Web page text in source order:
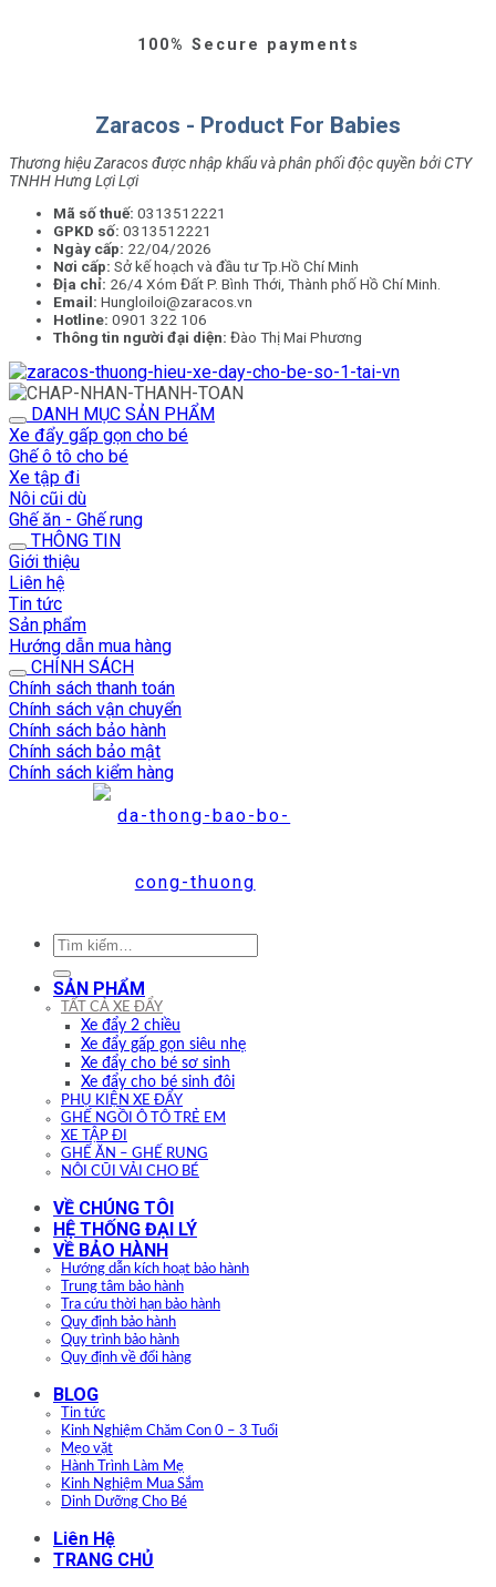
100% Secure payments
Zaracos - Product For Babies
Thương hiệu Zaracos được nhập khẩu và phân phối độc quyền bởi CTY
TNHH Hưng Lợi Lợi
Mã số thuế: 0313512221
GPKD số: 0313512221
Ngày cấp: 22/04/2026
Nơi cấp: Sở kế hoạch và đầu tư Tp.Hồ Chí Minh
Địa chỉ: 26/4 Xóm Đất P. Bình Thới, Thành phố Hồ Chí Minh.
Email: Hungloiloi@zaracos.vn
Hotline: 0901 322 106
Thông tin người đại diện: Đào Thị Mai Phương
DANH MỤC SẢN PHẨM
Xe đẩy gấp gọn cho bé
Ghế ô tô cho bé
Xe tập đi
Nôi cũi dù
Ghế ăn - Ghế rung
THÔNG TIN
Giới thiệu
Liên hệ
Tin tức
Sản phẩm
Hướng dẫn mua hàng
CHÍNH SÁCH
Chính sách thanh toán
Chính sách vận chuyển
Chính sách bảo hành
Chính sách bảo mật
Chính sách kiểm hàng
Tìm
kiếm:
SẢN PHẨM
TẤT CẢ XE ĐẨY
Xe đẩy 2 chiều
Xe đẩy gấp gọn siêu nhẹ
Xe đẩy cho bé sơ sinh
Xe đẩy cho bé sinh đôi
PHỤ KIỆN XE ĐẨY
GHẾ NGỒI Ô TÔ TRẺ EM
XE TẬP ĐI
GHẾ ĂN – GHẾ RUNG
NÔI CŨI VẢI CHO BÉ
VỀ CHÚNG TÔI
HỆ THỐNG ĐẠI LÝ
VỀ BẢO HÀNH
Hướng dẫn kích hoạt bảo hành
Trung tâm bảo hành
Tra cứu thời hạn bảo hành
Quy định bảo hành
Quy trình bảo hành
Quy định về đổi hàng
BLOG
Tin tức
Kinh Nghiệm Chăm Con 0 – 3 Tuổi
Mẹo vặt
Hành Trình Làm Mẹ
Kinh Nghiệm Mua Sắm
Dinh Dưỡng Cho Bé
Liên Hệ
TRANG CHỦ